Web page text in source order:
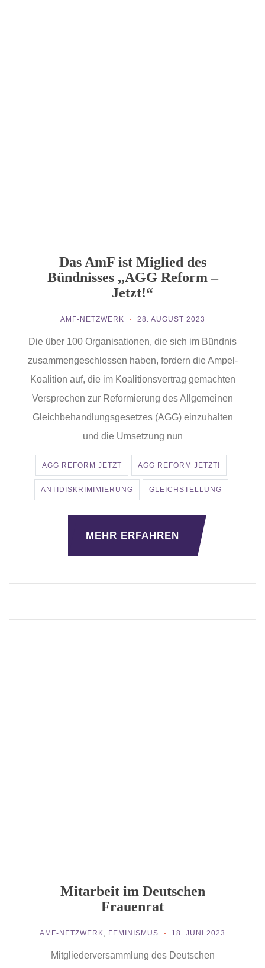
Das AmF ist Miglied des
Bündnisses ,,AGG Reform –
Jetzt!“
AMF-NETZWERK 28. AUGUST 2023
Die über 100 Organisationen, die sich im Bündnis
zusammengeschlossen haben, fordern die Ampel-
Koalition auf, die im Koalitionsvertrag gemachten
Versprechen zur Reformierung des Allgemeinen
Gleichbehandlungsgesetzes (AGG) einzuhalten
und die Umsetzung nun
AGG REFORM JETZT AGG REFORM JETZT!
ANTIDISKRIMIMIERUNG GLEICHSTELLUNG
MEHR ERFAHREN
Mitarbeit im Deutschen
Frauenrat
AMF-NETZWERK FEMINISMUS 18. JUNI 2023
Mitgliederversammlung des Deutschen